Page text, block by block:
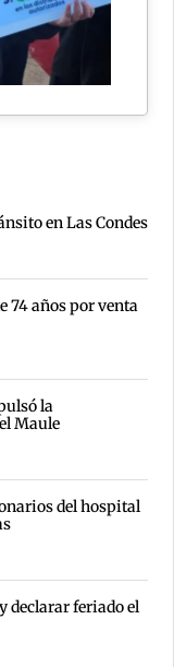
en Las Condes
74 años por venta
la
Maule
del hospital
declarar feriado el